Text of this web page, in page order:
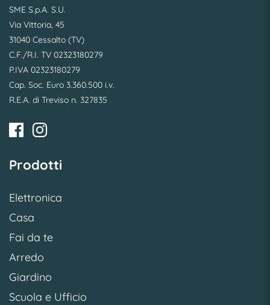
SME S.p.A. S.U.
Via Vittoria, 45
31040 Cessalto (TV)
C.F./R.I. TV 02323180279
P.IVA 02323180279
Cap. Soc. Euro 3.360.500 i.v.
R.E.A. di Treviso n. 327835
Prodotti
Elettronica
Casa
Fai da te
Arredo
Giardino
Scuola e Ufficio